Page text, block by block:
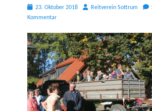
Posted
on
23. Oktober 2018 AutorReitverein Sottrum
Kommentar